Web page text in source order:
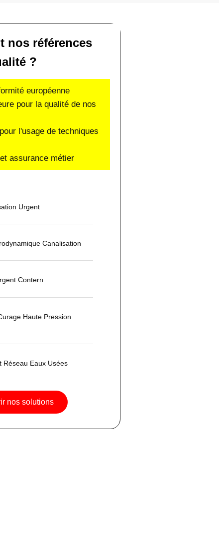
nos références
?
européenne
pour la qualité de nos
l'usage de techniques
assurance métier
Urgent
Canalisation
Contern
Haute Pression
Réseau Eaux Usées
nos solutions